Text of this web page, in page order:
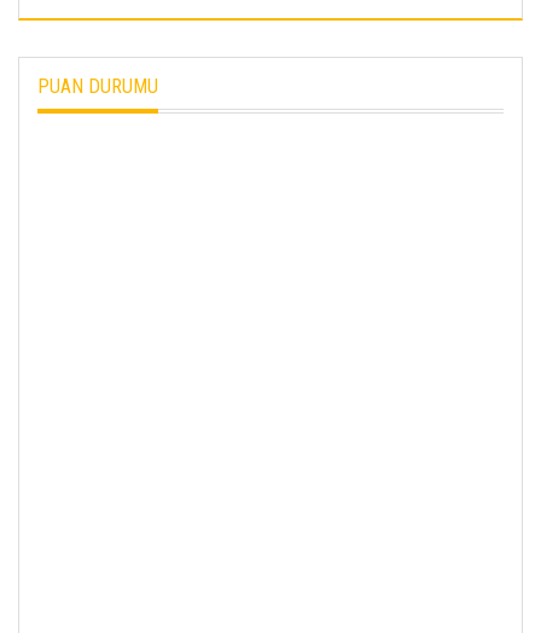
PUAN DURUMU